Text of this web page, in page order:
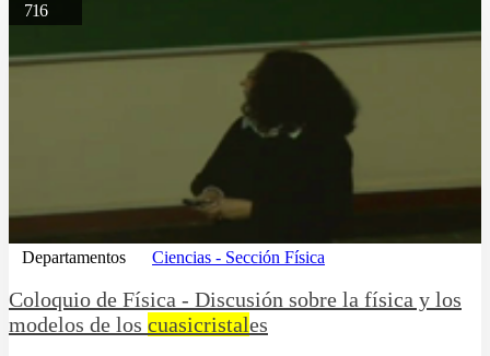
716
Departamentos Ciencias - Sección Física
Coloquio de Física - Discusión sobre la física y los
modelos de los cuasicristales